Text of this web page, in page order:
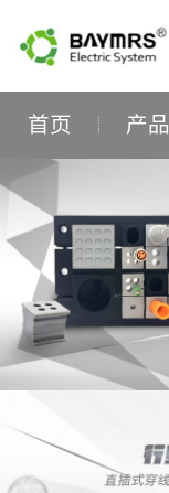
首页 产品